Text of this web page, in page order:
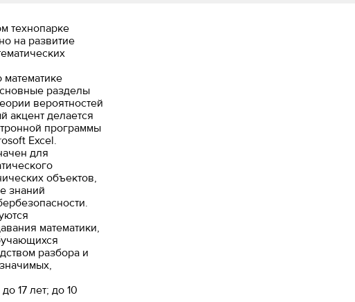
технопарке
на развитие
разделы
вероятностей
акцент делается
программы
Excel.
для
объектов,
знаний
математики,
разбора и
17 лет; до 10